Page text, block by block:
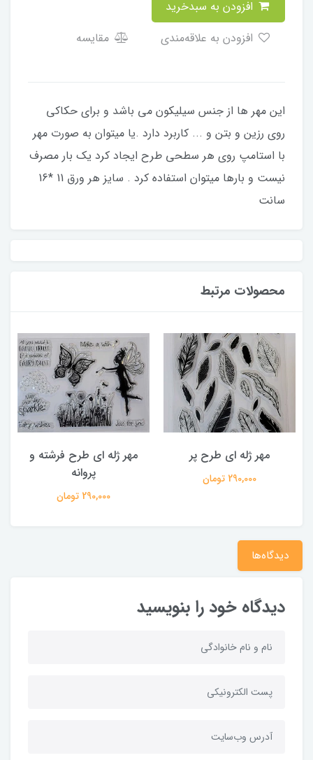
مقایسه
این مهر ها از جنس سیلیکون می باشد و برای حکاکی
روی رزین و بتن و ... کاربرد دارد .یا میتوان به صورت مهر
با استامپ روی هر سطحی طرح ایجاد کرد یک بار مصرف
نیست و بارها میتوان استفاده کرد . سایز هر ورق 11 *16
سانت
محصولات مرتبط
مهر ژله ای طرح پر
290,000 تومان
مهر ژله ای طرح فرشته و
پروانه
290,000 تومان
دیدگاه‌ها
دیدگاه خود را بنویسید